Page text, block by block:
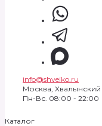
info@shveiko.ru
Москва, Хвалынский
Пн-Вс. 08:00 - 22:00
Каталог